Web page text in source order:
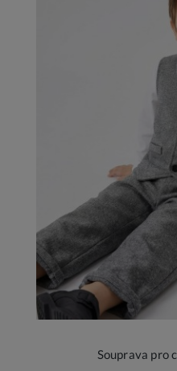
Souprava pro